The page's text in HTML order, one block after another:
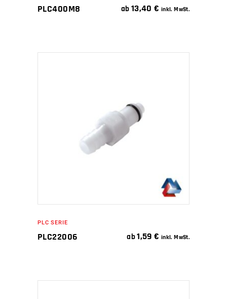
PLC400M8 ab 13,40€ inkl. MwSt.
IN DEN WARENKORB
PLC SERIE
PLC22006 ab1,59€ inkl. MwSt.